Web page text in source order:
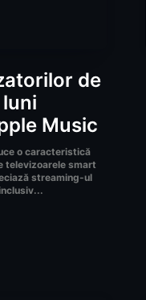
de
Music
o caracteristică
televizoarele smart
streaming-ul